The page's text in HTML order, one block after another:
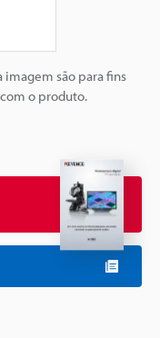
imagem são para fins
o produto.